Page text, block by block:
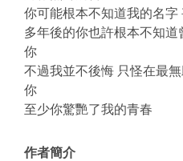
你可能根本不知道我的名字
多年後的你也許根本不知
你
不過我並不後悔 只怪在最
你
至少你驚艷了我的青春
作者簡介